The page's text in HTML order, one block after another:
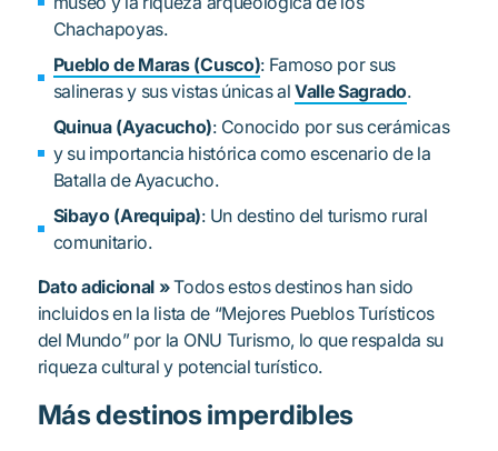
Chachapoyas.
Pueblo de Maras (Cusco): Famoso por sus
salineras y sus vistas únicas alValle Sagrado.
Quinua (Ayacucho): Conocido por sus cerámicas
y su importancia histórica como escenario de la
Batalla de Ayacucho.
Sibayo (Arequipa): Un destino del turismo rural
comunitario.
Dato adicional »Todos estos destinos han sido
incluidos en la lista de “Mejores Pueblos Turísticos
del Mundo” por la ONU Turismo, lo que respalda su
riqueza cultural y potencial turístico.
Más destinos imperdibles